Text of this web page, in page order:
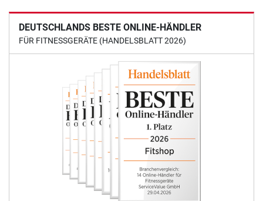
DEUTSCHLANDS BESTE ONLINE-HÄNDLER
FÜR FITNESSGERÄTE (HANDELSBLATT 2026)